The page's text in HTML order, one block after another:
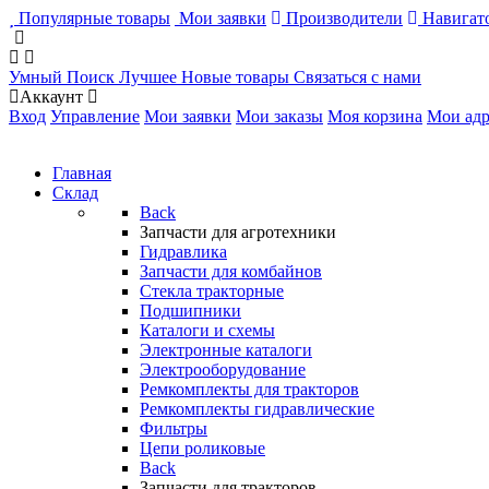
Популярные товары Мои заявки Производители
Умный Поиск Лучшее Новые товары Связаться с нами
Аккаунт
Вход Управление Мои заявки Мои заказы Моя корзина Мои
Главная
Склад
Back
Запчасти для агротехники
Гидравлика
Запчасти для комбайнов
Стекла тракторные
Подшипники
Каталоги и схемы
Электронные каталоги
Электрооборудование
Ремкомплекты для тракторов
Ремкомплекты гидравлические
Фильтры
Цепи роликовые
Back